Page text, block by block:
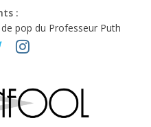
:
pop du Professeur Puth
de musique indépendant
et émotions en hausse
choisir entre chaleur et bonne
: entre bière, métal et